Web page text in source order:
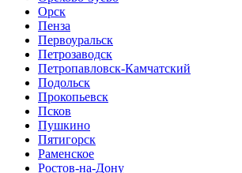
Орск
Пенза
Первоуральск
Петрозаводск
Петропавловск-Камчатский
Подольск
Прокопьевск
Псков
Пушкино
Пятигорск
Раменское
Ростов-на-Дону